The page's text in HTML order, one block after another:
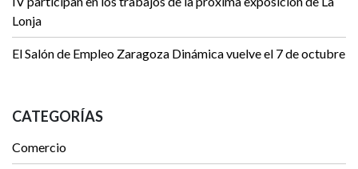
Lonja
El Salón de Empleo Zaragoza Dinámica vuelve el 7 de octubre
CATEGORÍAS
Comercio